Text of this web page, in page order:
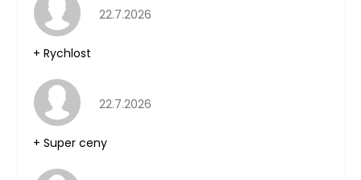
Hodnocení obchodu je 5 z 5 hvězdiček.
22.7.2026
+ Rychlost
Hodnocení obchodu je 5 z 5 hvězdiček.
22.7.2026
+ Super ceny